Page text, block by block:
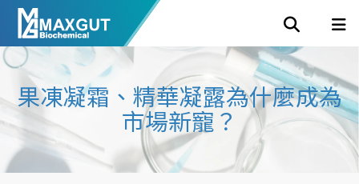
果凍凝霜、精華凝露為什麼成為
市場新寵？